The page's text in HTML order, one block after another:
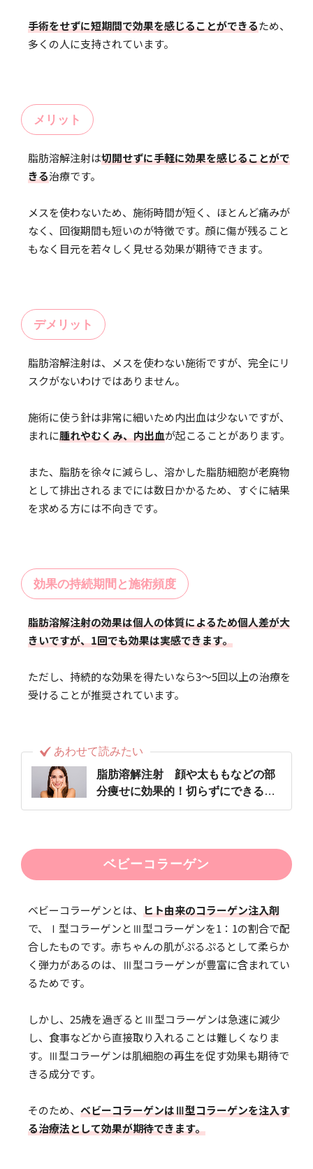
手術をせずに短期間で効果を感じることができるため、
多くの人に支持されています。
メリット
脂肪溶解注射は切開せずに手軽に効果を感じることがで
きる治療です。
メスを使わないため、施術時間が短く、ほとんど痛みが
なく、回復期間も短いのが特徴です。顔に傷が残ること
もなく目元を若々しく見せる効果が期待できます。
デメリット
脂肪溶解注射は、メスを使わない施術ですが、完全にリ
スクがないわけではありません。
施術に使う針は非常に細いため内出血は少ないですが、
まれに腫れやむくみ、内出血が起こることがあります。
また、脂肪を徐々に減らし、溶かした脂肪細胞が老廃物
として排出されるまでには数日かかるため、すぐに結果
を求める方には不向きです。
効果の持続期間と施術頻度
脂肪溶解注射の効果は個人の体質によるため個人差が大
きいですが、1回でも効果は実感できます。
ただし、持続的な効果を得たいなら3〜5回以上の治療を
受けることが推奨されています。
あわせて読みたい
脂肪溶解注射 顔や太ももなどの部
分痩せに効果的！切らずにできる話
題の施術
ベビーコラーゲン
ベビーコラーゲンとは、 ヒト由来のコラーゲン注入剤
で、Ⅰ型コラーゲンとⅢ型コラーゲンを1：1の割合で配
合したものです。赤ちゃんの肌がぷるぷるとして柔らか
く弾力があるのは、Ⅲ型コラーゲンが豊富に含まれてい
るためです。
しかし、25歳を過ぎるとⅢ型コラーゲンは急速に減少
し、食事などから直接取り入れることは難しくなりま
す。Ⅲ型コラーゲンは肌細胞の再生を促す効果も期待で
きる成分です。
そのため、 ベビーコラーゲンはⅢ型コラーゲンを注入す
る治療法として効果が期待できます。